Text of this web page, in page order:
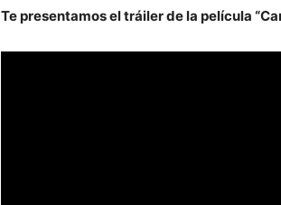
Te presentamos el tráiler de la película